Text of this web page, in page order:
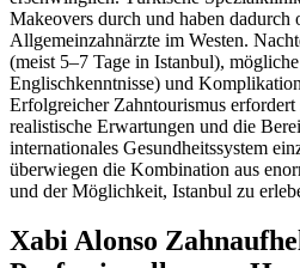
Makeovers durch und haben dadurch
Allgemeinzahnärzte im Westen.
(meist 5–7 Tage in Istanbul),
Englischkenntnisse) und
Erfolgreicher Zahntourismus
realistische Erwartungen und die
internationales Gesundheitssystem
überwiegen die Kombination aus
und der Möglichkeit, Istanbul zu
Xabi Alonso